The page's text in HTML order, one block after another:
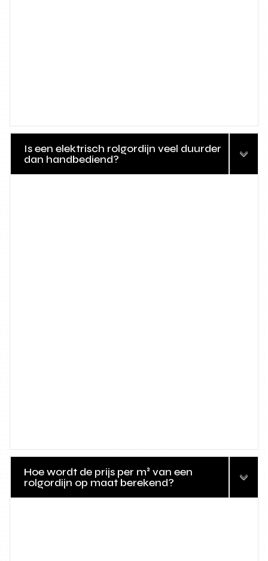
Is een elektrisch rolgordijn veel duurder
dan handbediend?
Hoe wordt de prijs per m² van een
rolgordijn op maat berekend?